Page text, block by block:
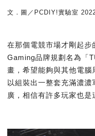
文．圖／PCDIY!實驗室
在那個電競市場才剛起
Gaming品牌規劃名為「
畫，希望能夠與其他電
以組裝出一整套充滿濃
廣，相信有許多玩家也是